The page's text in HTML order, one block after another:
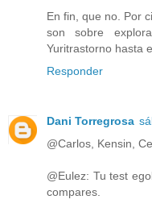
En fin, que no. Por
son sobre
Yuritrastorno hasta
Responder
Dani Torregrosa
@Carlos, Kensin,
@Eulez: Tu test
compares.